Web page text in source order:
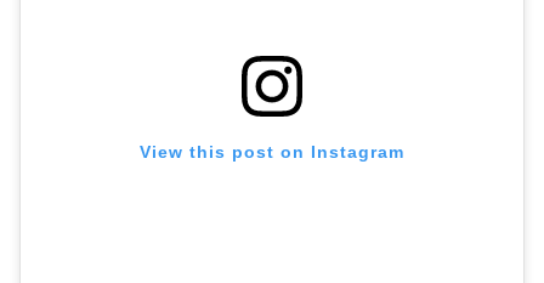
View this post on Instagram